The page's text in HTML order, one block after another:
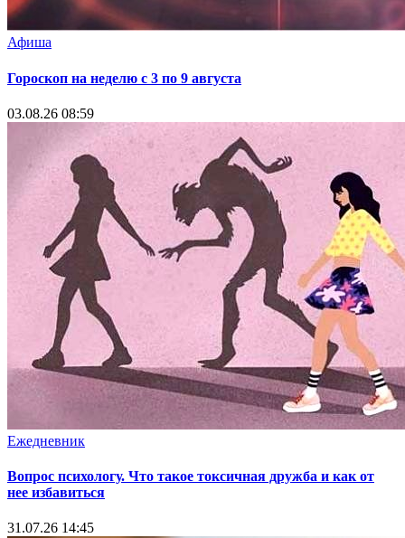
Афиша
Гороскоп на неделю с 3 по 9 августа
03.08.26 08:59
Ежедневник
Вопрос психологу. Что такое токсичная дружба и как от
нее избавиться
31.07.26 14:45